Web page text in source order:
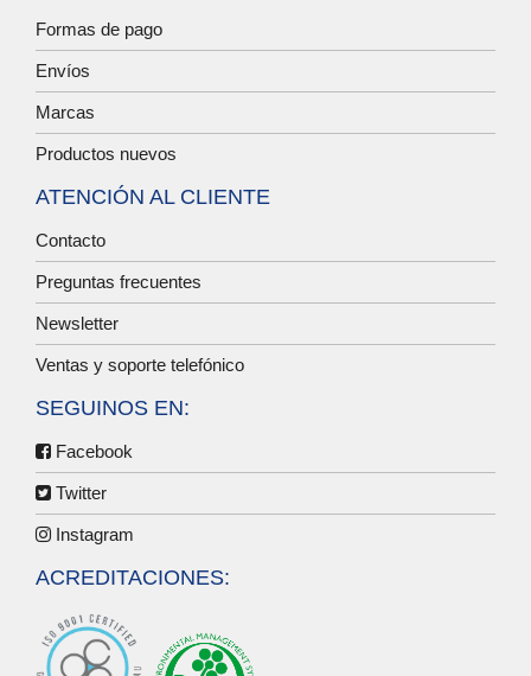
Formas de pago
Envíos
Marcas
Productos nuevos
ATENCIÓN AL CLIENTE
Contacto
Preguntas frecuentes
Newsletter
Ventas y soporte telefónico
SEGUINOS EN:
Facebook
Twitter
Instagram
ACREDITACIONES: